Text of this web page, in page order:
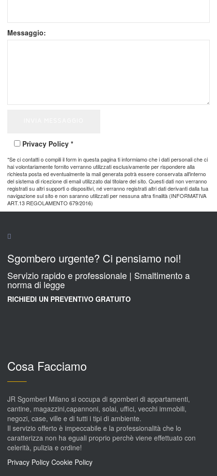
Messaggio:
Privacy Policy *
*Se ci contatti o compili il form in questa pagina ti informiamo che i dati personali che ci
hai volontariamente fornito verranno utilizzati esclusivamente per rispondere alla
richiesta posta ed eventualmente la mail generata potrà essere conservata all'interno
del sistema di ricezione di email utilizzato dal titolare del sito. Questi dati non verranno
registrati su altri supporti o dispositivi, né verranno registrati altri dati derivanti dalla tua
navigazione sul sito e non saranno utilizzati per nessuna altra finalità (INFORMATIVA
ART.13 REGOLAMENTO 679/2016)
Sgombero urgente? Ci pensiamo noi!
Servizio rapido e professionale | Smaltimento a
norma di legge
RICHIEDI UN PREVENTIVO GRATUITO
Cosa Facciamo
JR Sgomberi Milano si occupa di sgomberi di appartamenti,
cantine, magazzini,capannoni, solai, uffici, vecchi immobili,
negozi, case, ville e di tutti i tipi di ambiente.
Il servizio offerto è impeccabile e la professionalità che lo
caratterizza non ha eguali proprio perchè viene effettuato con
celerità, pulizia e ordine!
Privacy Policy Cookie Policy